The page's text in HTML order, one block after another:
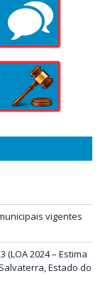
vigentes
(LOA 2024 – Estima
Estado do